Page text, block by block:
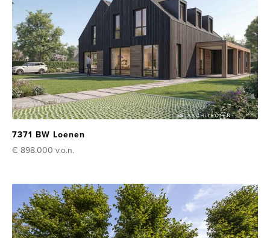
7371 BW Loenen
€ 898.000 v.o.n.